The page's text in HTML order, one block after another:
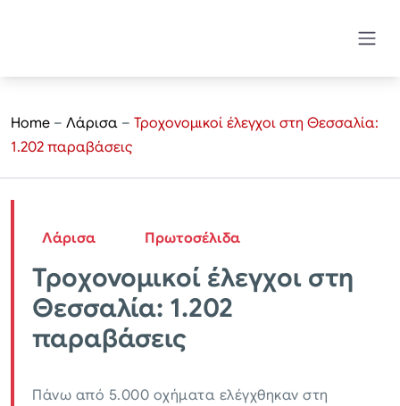
Home – Λάρισα – Τροχονομικοί έλεγχοι στη Θεσσαλία:
1.202 παραβάσεις
Λάρισα Πρωτοσέλιδα
Τροχονομικοί έλεγχοι στη
Θεσσαλία: 1.202
παραβάσεις
Πάνω από 5.000 οχήματα ελέγχθηκαν στη